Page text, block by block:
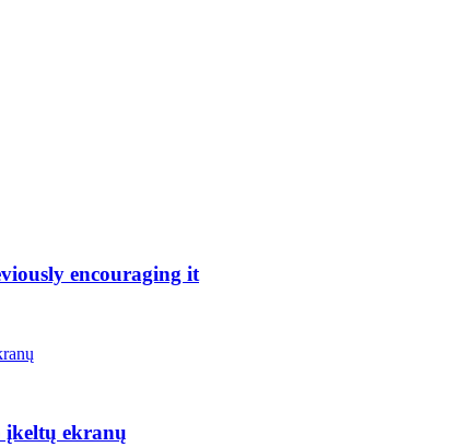
encouraging it
įkeltų ekranų